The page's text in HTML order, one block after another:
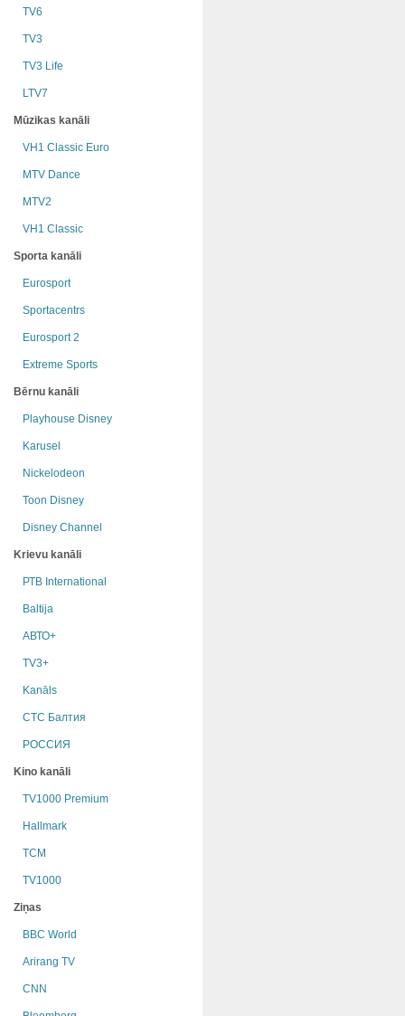
TV6
TV3
TV3 Life
LTV7
Mūzikas kanāli
VH1 Classic Euro
MTV Dance
MTV2
VH1 Classic
Sporta kanāli
Eurosport
Sportacentrs
Eurosport 2
Extreme Sports
Bērnu kanāli
Playhouse Disney
Karusel
Nickelodeon
Toon Disney
Disney Channel
Krievu kanāli
РТB International
Baltija
АВТО+
TV3+
Kanāls
СТС Балтия
РОССИЯ
Kino kanāli
TV1000 Premium
Hallmark
TCM
TV1000
Ziņas
BBC World
Arirang TV
CNN